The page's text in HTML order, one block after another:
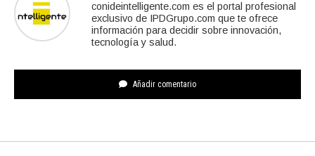
conideintelligente.com es el portal profesional
exclusivo de IPDGrupo.com que te ofrece
información para decidir sobre innovación,
tecnología y salud.
Añadir comentario